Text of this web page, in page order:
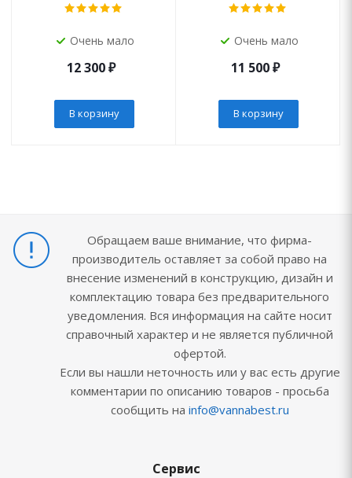
Очень мало
12 300₽
В корзину
Очень мало
11 500₽
В корзину
Обращаем ваше внимание, что фирма-
производитель оставляет за собой право на
внесение изменений в конструкцию, дизайн и
комплектацию товара без предварительного
уведомления. Вся информация на сайте носит
справочный характер и не является публичной
офертой.
Если вы нашли неточность или у вас есть другие
комментарии по описанию товаров - просьба
сообщить на info@vannabest.ru
Сервис